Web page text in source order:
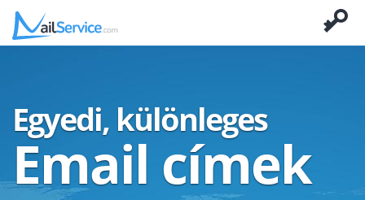
Egyedi, különleges
Email címek